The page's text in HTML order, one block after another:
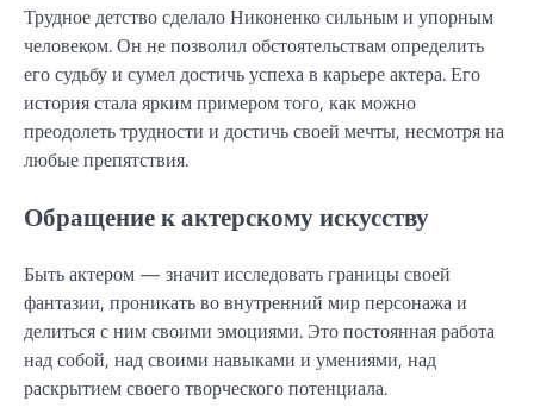
Трудное детство сделало Никоненко сильным и упорным
человеком. Он не позволил обстоятельствам определить
его судьбу и сумел достичь успеха в карьере актера. Его
история стала ярким примером того, как можно
преодолеть трудности и достичь своей мечты, несмотря на
любые препятствия.
Обращение к актерскому искусству
Быть актером — значит исследовать границы своей
фантазии, проникать во внутренний мир персонажа и
делиться с ним своими эмоциями. Это постоянная работа
над собой, над своими навыками и умениями, над
раскрытием своего творческого потенциала.